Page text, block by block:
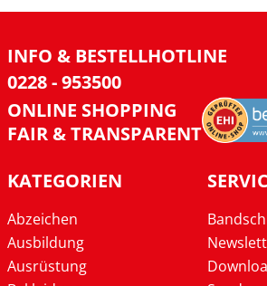
INFO & BESTELLHOTLINE
0228 - 953500
ONLINE SHOPPING
FAIR & TRANSPARENT
KATEGORIEN
Abzeichen
Ausbildung
Ausrüstung